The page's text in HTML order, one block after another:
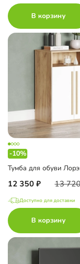
В корзину
-10%
Тумба для обуви
12 350 13
Доступно для доставки
В корзину